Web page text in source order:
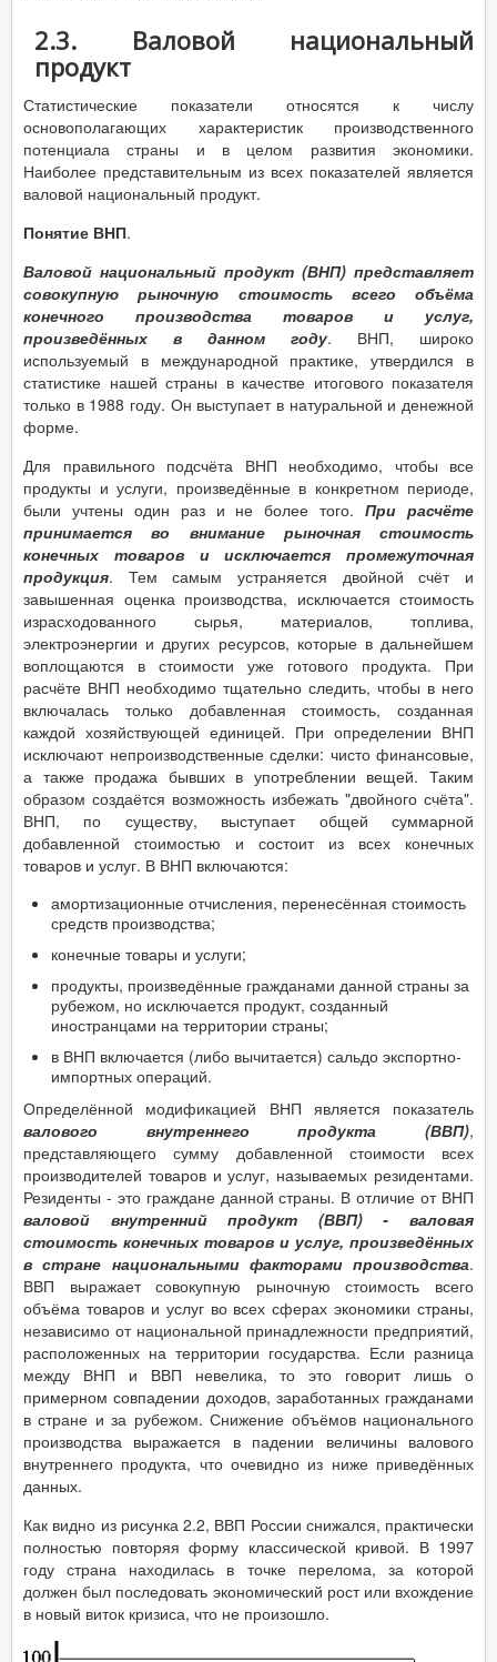
2.3. Валовой национальный
продукт
Статистические показатели относятся к числу
основополагающих характеристик производственного
потенциала страны и в целом развития экономики.
Наиболее представительным из всех показателей является
валовой национальный продукт.
Понятие ВНП.
Валовой национальный продукт (ВНП) представляет
совокупную рыночную стоимость всего объёма
конечного производства товаров и услуг,
произведённых в данном году. ВНП, широко
используемый в международной практике, утвердился в
статистике нашей страны в качестве итогового показателя
только в 1988 году. Он выступает в натуральной и денежной
форме.
Для правильного подсчёта ВНП необходимо, чтобы все
продукты и услуги, произведённые в конкретном периоде,
были учтены один раз и не более того.При расчёте
принимается во внимание рыночная стоимость
конечных товаров и исключается промежуточная
продукция. Тем самым устраняется двойной счёт и
завышенная оценка производства, исключается стоимость
израсходованного сырья, материалов, топлива,
электроэнергии и других ресурсов, которые в дальнейшем
воплощаются в стоимости уже готового продукта. При
расчёте ВНП необходимо тщательно следить, чтобы в него
включалась только добавленная стоимость, созданная
каждой хозяйствующей единицей. При определении ВНП
исключают непроизводственные сделки: чисто финансовые,
а также продажа бывших в употреблении вещей. Таким
образом создаётся возможность избежать "двойного счёта".
ВНП, по существу, выступает общей суммарной
добавленной стоимостью и состоит из всех конечных
товаров и услуг. В ВНП включаются:
амортизационные отчисления, перенесённая стоимость
средств производства;
конечные товары и услуги;
продукты, произведённые гражданами данной страны за
рубежом, но исключается продукт, созданный
иностранцами на территории страны;
в ВНП включается (либо вычитается) сальдо экспортно-
импортных операций.
Определённой модификацией ВНП является показатель
валового внутреннего продукта (ВВП),
представляющего сумму добавленной стоимости всех
производителей товаров и услуг, называемых резидентами.
Резиденты - это граждане данной страны. В отличие от ВНП
валовой внутренний продукт (ВВП) - валовая
стоимость конечных товаров и услуг, произведённых
в стране национальными факторами производства.
ВВП выражает совокупную рыночную стоимость всего
объёма товаров и услуг во всех сферах экономики страны,
независимо от национальной принадлежности предприятий,
расположенных на территории государства. Если разница
между ВНП и ВВП невелика, то это говорит лишь о
примерном совпадении доходов, заработанных гражданами
в стране и за рубежом. Снижение объёмов национального
производства выражается в падении величины валового
внутреннего продукта, что очевидно из ниже приведённых
данных.
Как видно из рисунка 2.2, ВВП России снижался, практически
полностью повторяя форму классической кривой. В 1997
году страна находилась в точке перелома, за которой
должен был последовать экономический рост или вхождение
в новый виток кризиса, что не произошло.